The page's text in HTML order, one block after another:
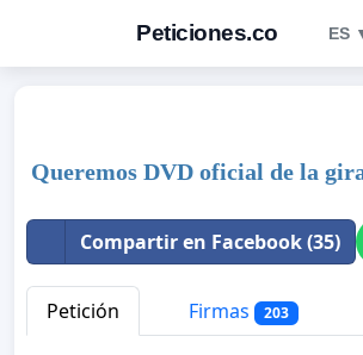
Peticiones.co ES
Queremos DVD oficial de la
Compartir en Facebook (35)
Petición Firmas 203